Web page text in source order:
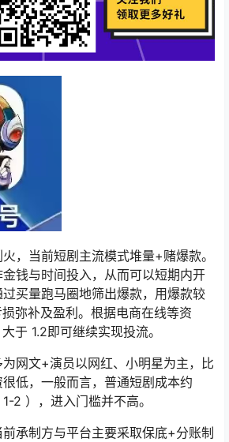
，当前短剧主流模式堆量+赌爆款。
钱与时间投入，从而可以短期内开
买量跑马圈地筛出爆款，用爆款较
弥补及盈利。根据电商在线等资
于 1.2即可继续实现投流。
网文+演员以网红、小明星为主，比
低，一般而言，普通短剧成本约
2 ），进入门槛并不高。
承制方与平台主要采取保底+分账制